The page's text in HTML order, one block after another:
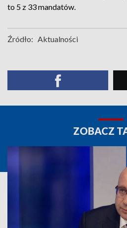
to 5 z 33 mandatów.
Źródło: Aktualności
ZOBACZ